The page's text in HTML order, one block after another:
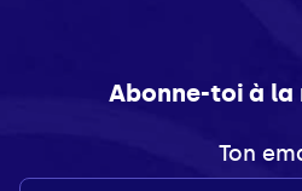
Abonne-toi à
Ton